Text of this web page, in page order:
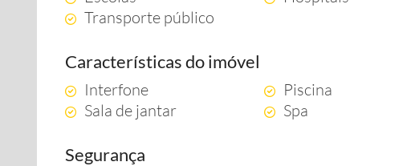
Transporte público
Características do imóvel
Interfone Piscina
Sala de jantar
Spa
Segurança